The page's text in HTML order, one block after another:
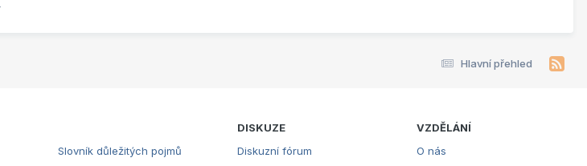
Hlavní přehled
Slovník důležitých pojmů
DISKUZE
Diskuzní fórum
VZDĚLÁNÍ
O nás